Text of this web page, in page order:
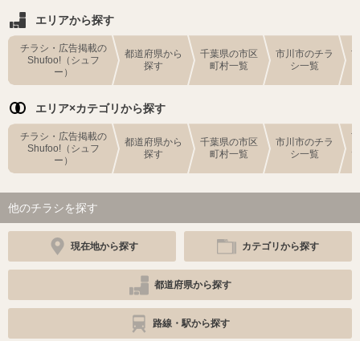
エリアから探す
チラシ・広告掲載の
Shufoo!（シュフ
ー）
都道府県から
探す
千葉県の市区
町村一覧
市川市のチラ
シ一覧
エリア×カテゴリから探す
チラシ・広告掲載の
Shufoo!（シュフ
ー）
都道府県から
探す
千葉県の市区
町村一覧
市川市のチラ
シ一覧
他のチラシを探す
現在地から探す カテゴリから探す
都道府県から探す
路線・駅から探す